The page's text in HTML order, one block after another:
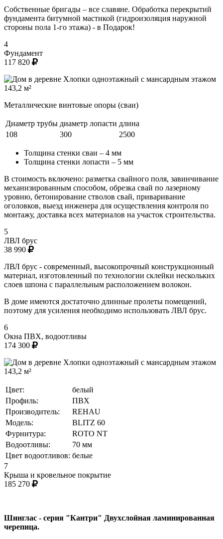
Собственные бригады – все славяне. Обработка перекрытий
фундамента битумной мастикой (гидроизоляция наружной
стороны пола 1-го этажа) - в Подарок!
4
Фундамент
117 820
Металлические винтовые опоры (сваи)
Диаметр трубы диаметр лопасти длина
108
300 2500
Толщина стенки сваи – 4 мм
Толщина стенки лопасти – 5 мм
В стоимость включено: разметка свайного поля, завинчивание
механизированным способом, обрезка свай по лазерному
уровню, бетонирование стволов свай, приваривание
оголовков, выезд инженера для осуществления контроля по
монтажу, доставка всех материалов на участок строительства.
5
ЛВЛ брус
38 990
ЛВЛ брус - современный, высокопрочный конструкционный
материал, изготовленный по технологии склейки нескольких
слоев шпона с параллельным расположением волокон.
В доме имеются достаточно длинные пролеты помещений,
поэтому для усиления необходимо использовать ЛВЛ брус.
6
Окна ПВХ, водоотливы
174 300
Цвет:
белый
Профиль:
ПВХ
Производитель:
REHAU
Модель:
BLITZ 60
Фурнитура:
ROTO NT
Водоотливы:
70 мм
Цвет водоотливов: белые
7
Крыша и кровельное покрытие
185 270
Шинглас - серия "Кантри" Двухслойная ламинированная
черепица.